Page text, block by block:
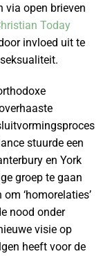
via open brieven
Today
invloed uit te
stuurde een
en York
groep te gaan
‘homorelaties’
nood onder
visie op
heeft voor de